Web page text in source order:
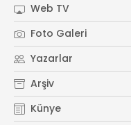
Web TV
Foto Galeri
Yazarlar
Arşiv
Künye